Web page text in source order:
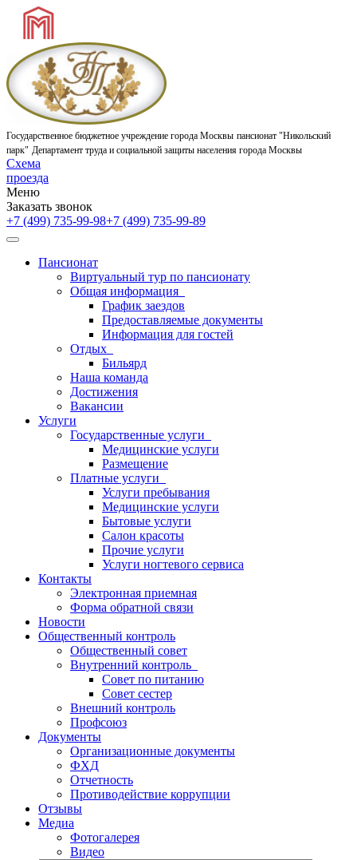
Государственное бюджетное учреждение города Москвы пансионат "Никольский
парк" Департамент труда и социальной защиты населения города Москвы
Схема
проезда
Меню
Заказать звонок
+7 (499) 735-99-98+7 (499) 735-99-89
Пансионат
Виртуальный тур по пансионату
Общая информация
График заездов
Предоставляемые документы
Информация для гостей
Отдых
Бильярд
Наша команда
Достижения
Вакансии
Услуги
Государственные услуги
Медицинские услуги
Размещение
Платные услуги
Услуги пребывания
Медицинские услуги
Бытовые услуги
Салон красоты
Прочие услуги
Услуги ногтевого сервиса
Контакты
Электронная приемная
Форма обратной связи
Новости
Общественный контроль
Общественный совет
Внутренний контроль
Совет по питанию
Совет сестер
Внешний контроль
Профсоюз
Документы
Организационные документы
ФХД
Отчетность
Противодействие коррупции
Отзывы
Медиа
Фотогалерея
Видео